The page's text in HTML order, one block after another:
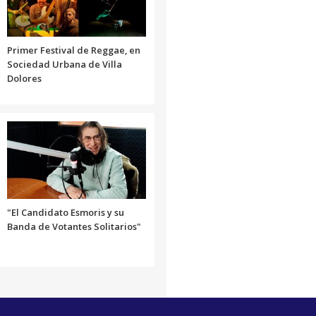
Primer Festival de Reggae, en
Sociedad Urbana de Villa
Dolores
"El Candidato Esmoris y su
Banda de Votantes Solitarios"